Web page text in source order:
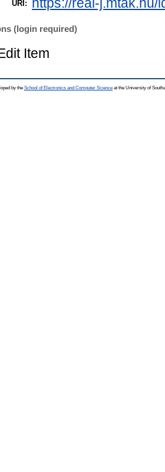
URI:
(login required)
Item
by the School of Electronics and Computer Science at the University of